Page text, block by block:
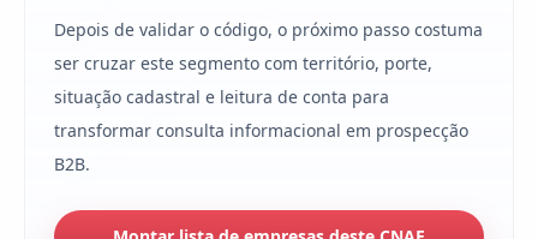
Depois de validar o código, o próximo passo costuma
ser cruzar este segmento com território, porte,
situação cadastral e leitura de conta para
transformar consulta informacional em prospecção
B2B.